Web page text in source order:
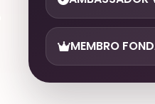
MEMBRO